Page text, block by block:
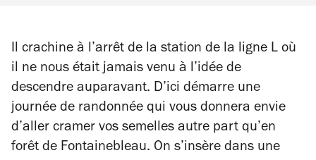
Il crachine à l’arrêt de la station de la ligne L où
il ne nous était jamais venu à l’idée de
descendre auparavant. D’ici démarre une
journée de randonnée qui vous donnera envie
d’aller cramer vos semelles autre part qu’en
forêt de Fontainebleau. On s’insère dans une